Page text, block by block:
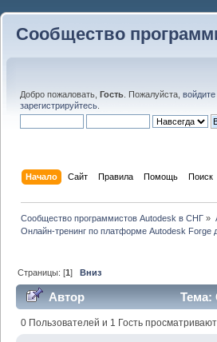
Сообщество
Добро пожаловать, Гость . Пожалуйста, войдите
зарегистрируйтесь
Начало Сайт Правила Помощь Поиск
Сообщество программистов Autodesk в СНГ »
Онлайн-тренинг по платформе Autodesk Forge
Страницы: [1]Вниз
Автор
Тема:
программистов - на русском
0 Пользователей и 1 Гость просматривают